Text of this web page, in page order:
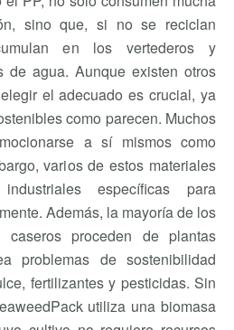
sino que, si no se reciclan
en los vertederos y
de agua. Aunque existen otros
el adecuado es crucial, ya
como parecen. Muchos
a sí mismos como
varios de estos materiales
específicas para
Además, la mayoría de los
caseros proceden de plantas
problemas de sostenibilidad
fertilizantes y pesticidas. Sin
utiliza una biomasa